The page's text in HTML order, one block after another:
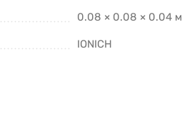
0.08 × 0.08 × 0.04 м
IONICH